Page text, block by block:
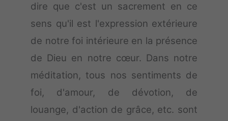
dire que c'est un sacrement en ce
sens qu'il est l'expression extérieure
de notre foi intérieure en la présence
de Dieu en notre cœur. Dans notre
méditation, tous nos sentiments de
foi, d'amour, de dévotion, de
louange, d'action de grâce, etc. sont